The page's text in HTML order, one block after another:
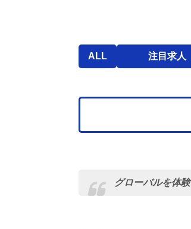
ALL 注目求人
グローバルを体験